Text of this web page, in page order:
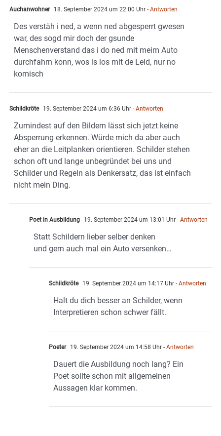
Auchanwohner 18. September 2024 um 22:00 Uhr - Antworten
Des verstäh i ned, a wenn ned abgesperrt gwesen
war, des sogd mir doch der gsunde
Menschenverstand das i do ned mit meim Auto
durchfahrn konn, wos is los mit de Leid, nur no
komisch
Schildkröte 19. September 2024 um 6:36 Uhr - Antworten
Zumindest auf den Bildern lässt sich jetzt keine
Absperrung erkennen. Würde mich da aber auch
eher an die Leitplanken orientieren. Schilder stehen
schon oft und lange unbegründet bei uns und
Schilder und Regeln als Denkersatz, das ist einfach
nicht mein Ding.
Poet in Ausbildung 19. September 2024 um 13:01 Uhr - Antworten
Statt Schildern lieber selber denken
und gern auch mal ein Auto versenken…
Schildkröte 19. September 2024 um 14:17 Uhr - Antworten
Halt du dich besser an Schilder, wenn
Interpretieren schon schwer fällt.
Poeter 19. September 2024 um 14:58 Uhr - Antworten
Dauert die Ausbildung noch lang? Ein
Poet sollte schon mit allgemeinen
Aussagen klar kommen.